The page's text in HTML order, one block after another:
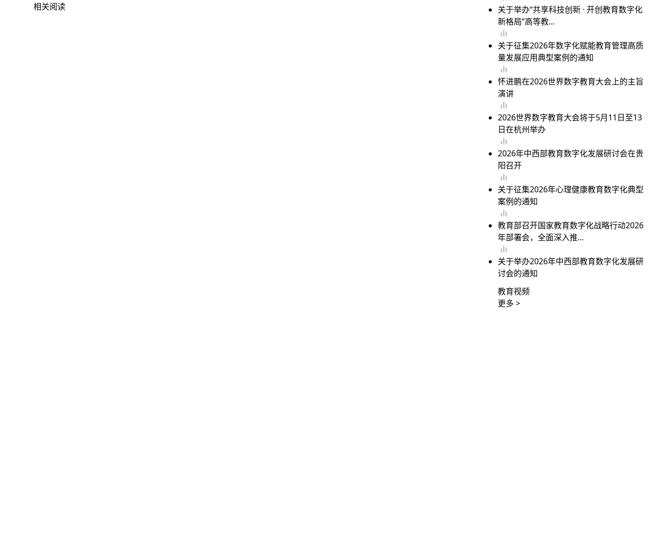
相关阅读
关于举办“共享科技创新 · 开创教育数字化
新格局”高等教...
关于征集2026年数字化赋能教育管理高质
量发展应用典型案例的通知
怀进鹏在2026世界数字教育大会上的主旨
演讲
2026世界数字教育大会将于5月11日至13
日在杭州举办
2026年中西部教育数字化发展研讨会在贵
阳召开
关于征集2026年心理健康教育数字化典型
案例的通知
教育部召开国家教育数字化战略行动2026
年部署会，全面深入推...
关于举办2026年中西部教育数字化发展研
讨会的通知
教育视频
更多 >